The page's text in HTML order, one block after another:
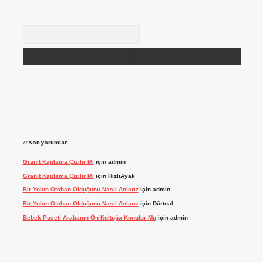
Son yorumlar
Granit Kaplama Çizilir Mi için admin
Granit Kaplama Çizilir Mi için HızlıAyak
Bir Yolun Otoban Olduğunu Nasıl Anlarıziçin admin
Bir Yolun Otoban Olduğunu Nasıl Anlarıziçin Dörtnal
Bebek Puseti Arabanın Ön Koltuğa Konulur Muiçin admin